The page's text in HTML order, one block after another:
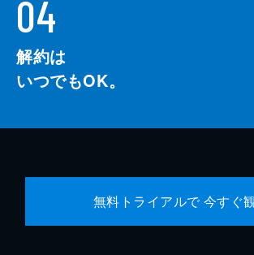
04
解約は
いつでもOK。
無料トライアルで 今すぐ